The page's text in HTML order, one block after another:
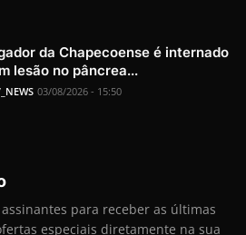
da Chapecoense é internado
lesão no pâncrea...
03/08/2026 - 15:50
para receber as últimas
especiais diretamente na sua